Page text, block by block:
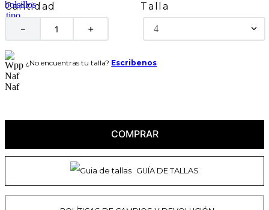
Cantidad
＋
－
Talla
4
¿No encuentras tu talla? Escribenos
COMPRAR
GUÍA DE TALLAS